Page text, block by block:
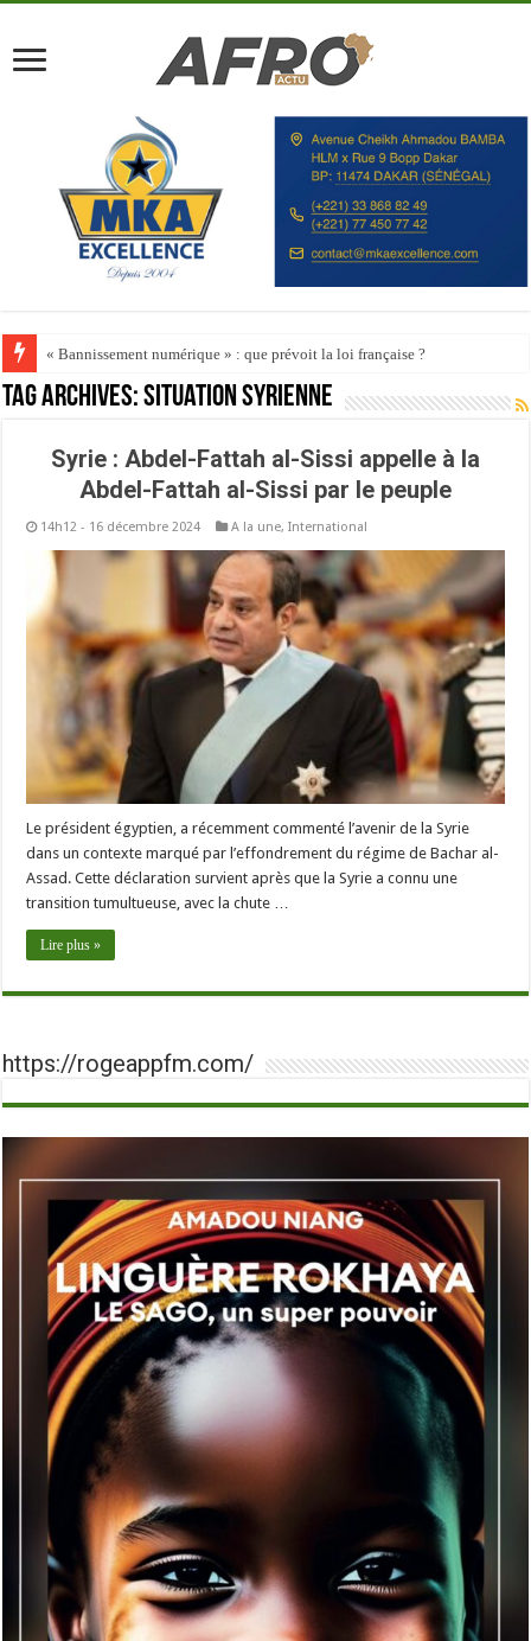
« Bannissement numérique » : que prévoit la loi française ?
Tag Archives:Situation syrienne
Syrie : Abdel-Fattah al-Sissi appelle à la
Abdel-Fattah al-Sissi par le peuple
14h12 - 16 décembre 2024 A la une,International
Le président égyptien, a récemment commenté l’avenir de la Syrie
dans un contexte marqué par l’effondrement du régime de Bachar al-
Assad. Cette déclaration survient après que la Syrie a connu une
transition tumultueuse, avec la chute …
Lire plus »
https://rogeappfm.com/